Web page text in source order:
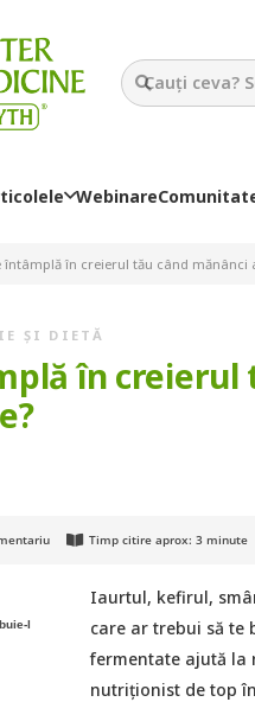
Webinare
întâmplă în creierul tău când mănânci
ȘI DIETĂ
în
Timp citire aprox: 3 minute
Iaurtul, kefirul,
care ar trebui să te
fermentate ajută la
nutriționist de top